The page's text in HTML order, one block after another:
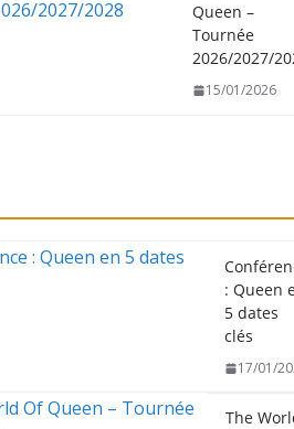
Queen –
Tournée
2026/2027/
15/01/2026
: Queen
5 dates
clés
17/01/
The